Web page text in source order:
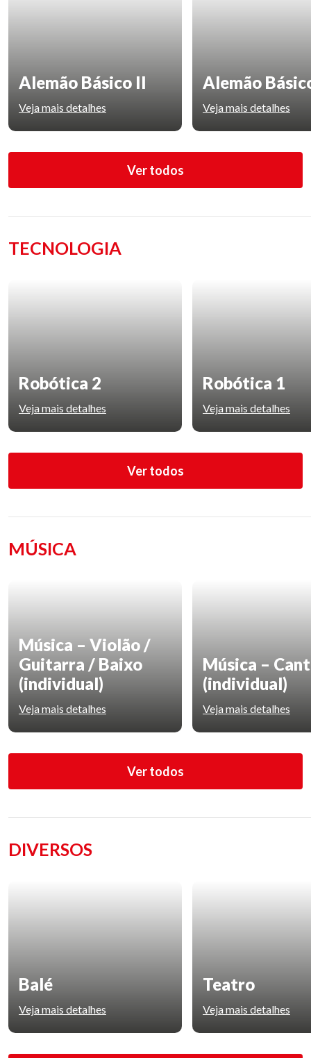
Alemão Básico II
Veja mais detalhes
Alemão
Veja mais detalhes
Ver todos
TECNOLOGIA
Robótica 2
Veja mais detalhes
Robótica 1
Veja mais detalhes
Ver todos
MÚSICA
Música – Violão /
Guitarra / Baixo
(individual)
Veja mais detalhes
Música –
(individual)
Veja mais detalhes
Ver todos
DIVERSOS
Balé
Veja mais detalhes
Teatro
Veja mais detalhes